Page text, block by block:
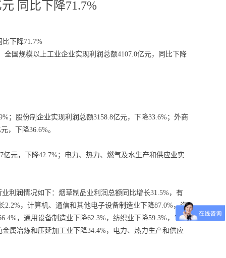
同比下降71.7%
国规模以上工业企业实现利润总额4107.0亿元，同比下降
股份制企业实现利润总额3158.8亿元，下降33.6%；外商
，下降36.6%。
元，下降42.7%；电力、热力、燃气及水生产和供应业实
润情况如下：烟草制品业利润总额同比增长31.5%，有
，计算机、通信和其他电子设备制造业下降87.0%，汽
，通用设备制造业下降62.3%，纺织业下降59.3%，专用
属冶炼和压延加工业下降34.4%，电力、热力生产和供应